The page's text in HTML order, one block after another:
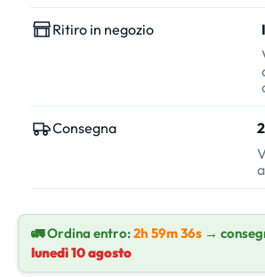
Ritiro in negozio
Consegna
🚛 Ordina entro:2h 59m 35s→
10 agosto